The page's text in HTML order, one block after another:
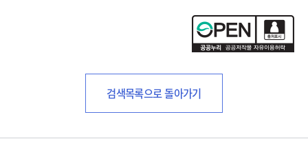
검색목록으로 돌아가기